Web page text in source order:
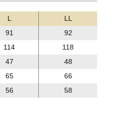
L
LL
91
92
114
118
47
48
65
66
56
58